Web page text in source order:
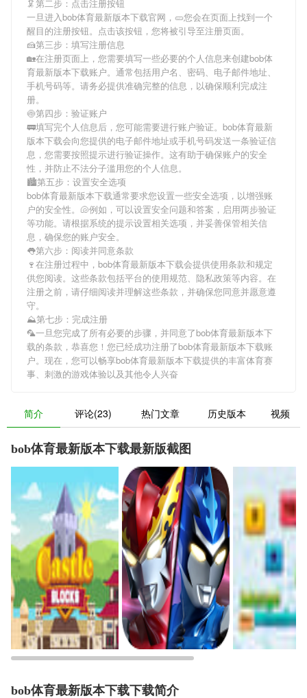
🦑第二步：点击注册按钮
一旦进入bob体育最新版本下载官网，🥒您会在页面上找到一个
醒目的注册按钮。点击该按钮，您将被引导至注册页面。
🍰第三步：填写注册信息
🏡在注册页面上，您需要填写一些必要的个人信息来创建bob体
育最新版本下载账户。通常包括用户名、密码、电子邮件地址、
手机号码等。请务必提供准确完整的信息，以确保顺利完成注
册。
🍥第四步：验证账户
🚃填写完个人信息后，您可能需要进行账户验证。 bob体育最新
版本下载会向您提供的电子邮件地址或手机号码发送一条验证信
息，您需要按照提示进行验证操作。这有助于确保账户的安全
性，并防止不法分子滥用您的个人信息。
🏙第五步：设置安全选项
bob体育最新版本下载通常要求您设置一些安全选项，以增强账
户的安全性。🐚例如，可以设置安全问题和答案，启用两步验证
等功能。请根据系统的提示设置相关选项，并妥善保管相关信
息，确保您的账户安全。
👅第六步：阅读并同意条款
🍷在注册过程中， bob体育最新版本下载会提供使用条款和规定
供您阅读。这些条款包括平台的使用规范、隐私政策等内容。在
注册之前，请仔细阅读并理解这些条款，并确保您同意并愿意遵
守。
⛰第七步：完成注册
🦜一旦您完成了所有必要的步骤，并同意了bob体育最新版本下
载的条款，恭喜您！您已经成功注册了bob体育最新版本下载账
户。现在，您可以畅享bob体育最新版本下载提供的丰富体育赛
事、刺激的游戏体验以及其他令人兴奋
简介 评论(23) 热门文章 历史版本 视频
bob体育最新版本下载最新版截图
bob体育最新版本下载下载简介